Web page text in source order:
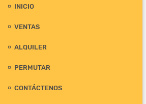
INICIO
VENTAS
ALQUILER
PERMUTAR
CONTÁCTENOS